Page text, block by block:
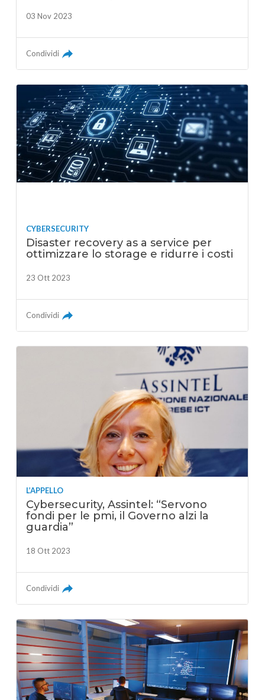
03 Nov 2023
Condividi
CYBERSECURITY
Disaster recovery as a service per
ottimizzare lo storage e ridurre i costi
23 Ott 2023
Condividi
L’APPELLO
Cybersecurity, Assintel: “Servono
fondi per le pmi, il Governo alzi la
guardia”
18 Ott 2023
Condividi